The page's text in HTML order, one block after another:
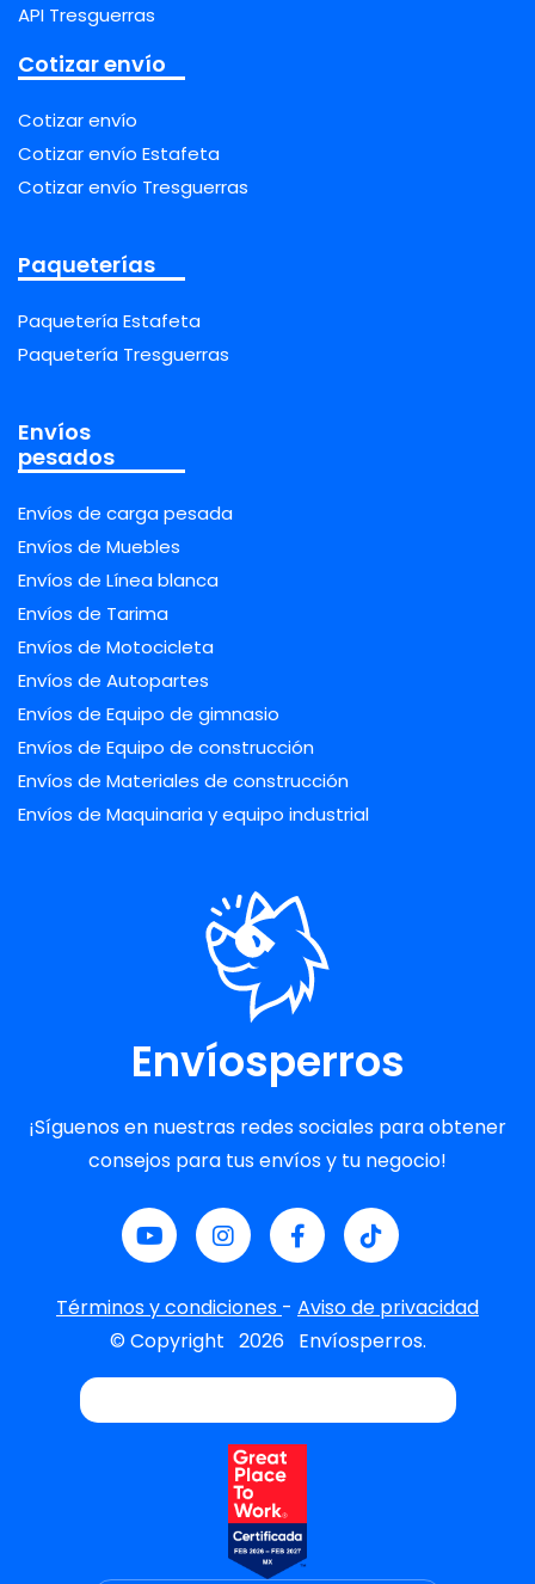
API Tresguerras
Cotizar envío
Cotizar envío
Cotizar envío Estafeta
Cotizar envío Tresguerras
Paqueterías
Paquetería Estafeta
Paquetería Tresguerras
Envíos
pesados
Envíos de carga pesada
Envíos de Muebles
Envíos de Línea blanca
Envíos de Tarima
Envíos de Motocicleta
Envíos de Autopartes
Envíos de Equipo de gimnasio
Envíos de Equipo de construcción
Envíos de Materiales de construcción
Envíos de Maquinaria y equipo industrial
Envíosperros
¡Síguenos en nuestras redes sociales para obtener
consejos para tus envíos y tu negocio!
Términos y condiciones - Aviso de privacidad
© Copyright 2026 Envíosperros.